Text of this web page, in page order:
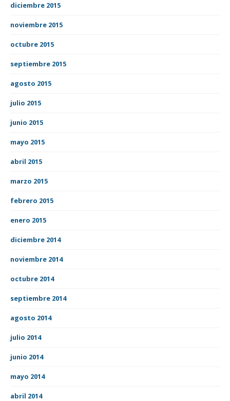
diciembre 2015
noviembre 2015
octubre 2015
septiembre 2015
agosto 2015
julio 2015
junio 2015
mayo 2015
abril 2015
marzo 2015
febrero 2015
enero 2015
diciembre 2014
noviembre 2014
octubre 2014
septiembre 2014
agosto 2014
julio 2014
junio 2014
mayo 2014
abril 2014